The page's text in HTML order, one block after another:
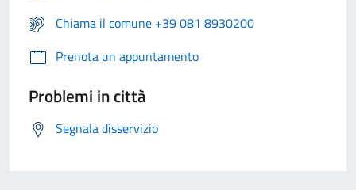
Chiama il comune +39 081 8930200
Prenota un appuntamento
Problemi in città
Segnala disservizio